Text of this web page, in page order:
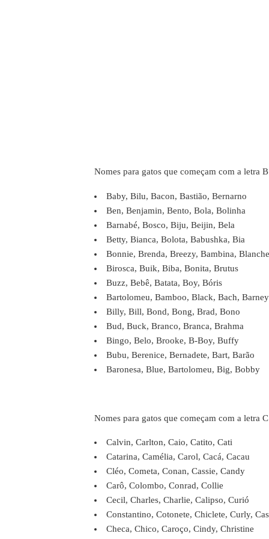
Nomes para gatos que começam com a letra B
Baby, Bilu, Bacon, Bastião, Bernarno
Ben, Benjamin, Bento, Bola, Bolinha
Barnabé, Bosco, Biju, Beijin, Bela
Betty, Bianca, Bolota, Babushka, Bia
Bonnie, Brenda, Breezy, Bambina, Blanche
Birosca, Buik, Biba, Bonita, Brutus
Buzz, Bebê, Batata, Boy, Bóris
Bartolomeu, Bamboo, Black, Bach, Barney
Billy, Bill, Bond, Bong, Brad, Bono
Bud, Buck, Branco, Branca, Brahma
Bingo, Belo, Brooke, B-Boy, Buffy
Bubu, Berenice, Bernadete, Bart, Barão
Baronesa, Blue, Bartolomeu, Big, Bobby
Nomes para gatos que começam com a letra C
Calvin, Carlton, Caio, Catito, Cati
Catarina, Camélia, Carol, Cacá, Cacau
Cléo, Cometa, Conan, Cassie, Candy
Carô, Colombo, Conrad, Collie
Cecil, Charles, Charlie, Calipso, Curió
Constantino, Cotonete, Chiclete, Curly,
Checa, Chico, Caroço, Cindy, Christine